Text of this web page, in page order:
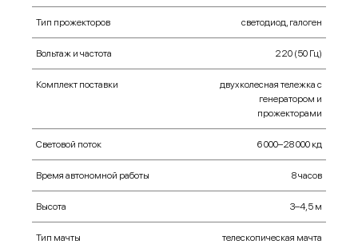
Тип прожекторов светодиод, галоген
Вольтаж и частота 220 (50 Гц)
Комплект поставки
двухколесная тележка с
генератором и
прожекторами
Световой поток 6 000–28 000 кд
Время автономной работы 8 часов
Высота 3–4,5 м
Тип мачты телескопическая мачта